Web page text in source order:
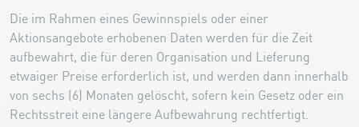
Die im Rahmen eines Gewinnspiels oder einer
Aktionsangebote erhobenen Daten werden für die Zeit
aufbewahrt, die für deren Organisation und Lieferung
etwaiger Preise erforderlich ist, und werden dann innerhalb
von sechs (6) Monaten gelöscht, sofern kein Gesetz oder ein
Rechtsstreit eine längere Aufbewahrung rechtfertigt.